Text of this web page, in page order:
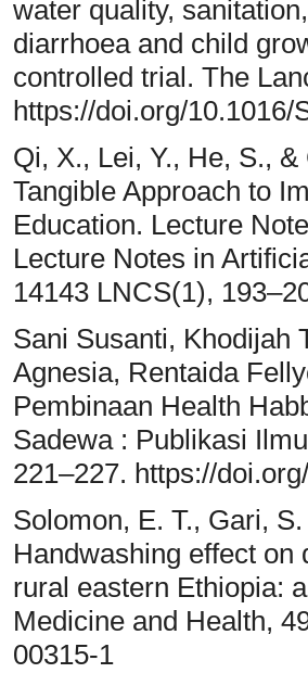
water quality,
diarrhoea and child
controlled trial. The
https://doi.org/10.1016/
Qi, X., Lei, Y., He, S.,
Tangible Approach to
Education. Lecture
Lecture Notes in
14143 LNCS(1),
Sani Susanti, Khodijah
Agnesia, Rentaida
Pembinaan Health
Sadewa : Publikasi
221–227. https://
Solomon, E. T., Gari,
Handwashing effect
rural eastern Ethiopia:
Medicine and Health,
00315-1